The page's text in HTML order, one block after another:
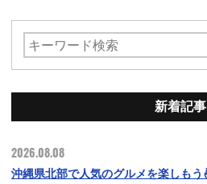
新着記事
2026.08.08
沖縄県北部で人気のグルメを楽しも